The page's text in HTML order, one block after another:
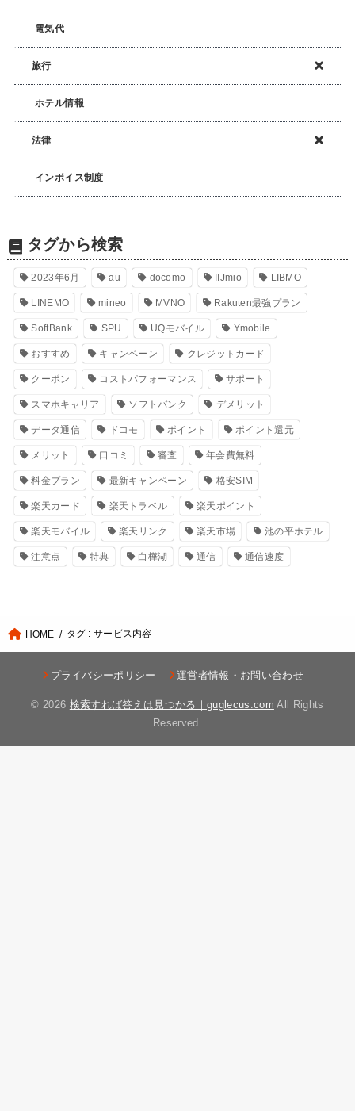
電気代
旅行
ホテル情報
法律
インボイス制度
タグから検索
2023年6月 au docomo IIJmio LIBMO
LINEMO mineo MVNO Rakuten最強プラン
SoftBank SPU UQモバイル Ymobile
おすすめ キャンペーン クレジットカード
クーポン コストパフォーマンス サポート
スマホキャリア ソフトバンク デメリット
データ通信 ドコモ ポイント ポイント還元
メリット 口コミ 審査 年会費無料
料金プラン 最新キャンペーン 格安SIM
楽天カード 楽天トラベル 楽天ポイント
楽天モバイル 楽天リンク 楽天市場 池の平ホテル
注意点 特典 白樺湖 通信 通信速度
HOME タグ : サービス内容
プライバシーポリシー 運営者情報・お問い合わせ
© 2026 検索すれば答えは見つかる｜guglecus.com All Rights
Reserved.